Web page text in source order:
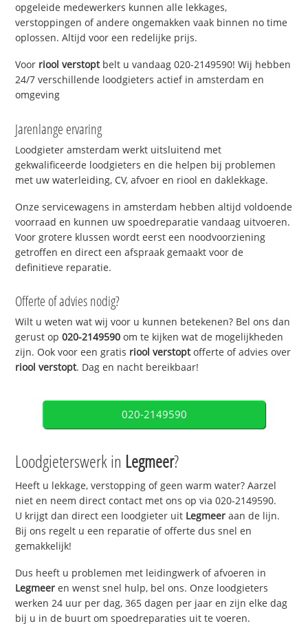
opgeleide medewerkers kunnen alle lekkages,
verstoppingen of andere ongemakken vaak binnen no time
oplossen. Altijd voor een redelijke prijs.
Voor riool verstoptbelt u vandaag 020-2149590! Wij hebben
24/7 verschillende loodgieters actief in amsterdam en
omgeving
Jarenlange ervaring
Loodgieter amsterdam werkt uitsluitend met
gekwalificeerde loodgieters en die helpen bij problemen
met uw waterleiding, CV, afvoer en riool en daklekkage.
Onze servicewagens in amsterdam hebben altijd voldoende
voorraad en kunnen uw spoedreparatie vandaag uitvoeren.
Voor grotere klussen wordt eerst een noodvoorziening
getroffen en direct een afspraak gemaakt voor de
definitieve reparatie.
Offerte of advies nodig?
Wilt u weten wat wij voor u kunnen betekenen? Bel ons dan
gerust op020-2149590 om te kijken wat de mogelijkheden
zijn. Ook voor een gratis riool verstoptofferte of advies over
riool verstopt. Dag en nacht bereikbaar!
020-2149590
Loodgieterswerk in Legmeer?
Heeft u lekkage, verstopping of geen warm water? Aarzel
niet en neem direct contact met ons op via 020-2149590.
U krijgt dan direct een loodgieter uit Legmeer aan de lijn.
Bij ons regelt u een reparatie of offerte dus snel en
gemakkelijk!
Dus heeft u problemen met leidingwerk of afvoeren in
Legmeer en wenst snel hulp, bel ons. Onze loodgieters
werken 24 uur per dag, 365 dagen per jaar en zijn elke dag
bij u in de buurt om spoedreparaties uit te voeren.